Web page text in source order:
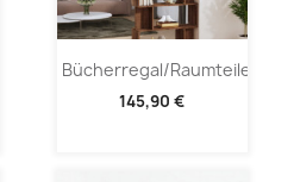
Bücherregal/Raumteiler...
145,90 €